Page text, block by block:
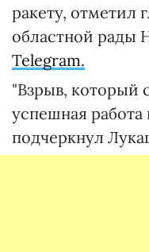
ракету, отметил
областной рады
Telegram.
"Взрыв, который
успешная
подчеркнул